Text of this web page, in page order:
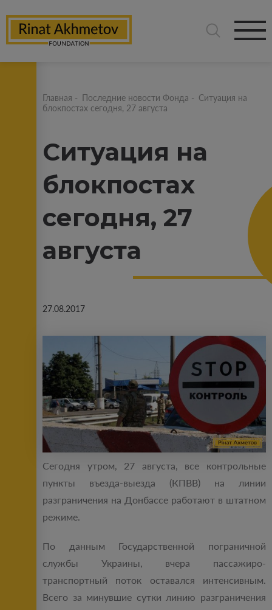
Главная - Последние новости Фонда - Ситуация на
блокпостах сегодня, 27 августа
Ситуация на
блокпостах
сегодня, 27
августа
27.08.2017
Сегодня утром, 27 августа, все контрольные
пункты въезда-выезда (КПВВ) на линии
разграничения на Донбассе работают в штатном
режиме.
По данным Государственной пограничной
службы Украины, вчера пассажиро-
транспортный поток оставался интенсивным.
Всего за минувшие сутки линию разграничения